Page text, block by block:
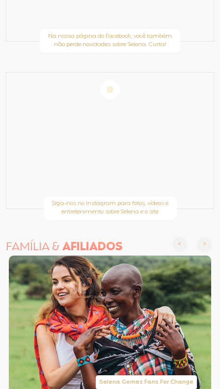
Na nossa página do Facebook, você também
não perde novidades sobre Selena. Curta!
Siga-nos no Instagram para fotos, vídeos e
entretenimento sobre Selena e o site
FAMÍLIA &AFILIADOS
Selena Gomez Fans For Change